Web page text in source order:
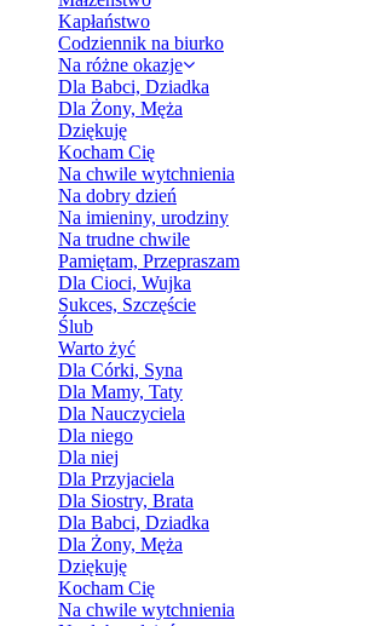
Kapłaństwo
Codziennik na biurko
Na różne okazje
Dla Babci, Dziadka
Dla Żony, Męża
Dziękuję
Kocham Cię
Na chwile wytchnienia
Na dobry dzień
Na imieniny, urodziny
Na trudne chwile
Pamiętam, Przepraszam
Dla Cioci, Wujka
Sukces, Szczęście
Ślub
Warto żyć
Dla Córki, Syna
Dla Mamy, Taty
Dla Nauczyciela
Dla niego
Dla niej
Dla Przyjaciela
Dla Siostry, Brata
Dla Babci, Dziadka
Dla Żony, Męża
Dziękuję
Kocham Cię
Na chwile wytchnienia